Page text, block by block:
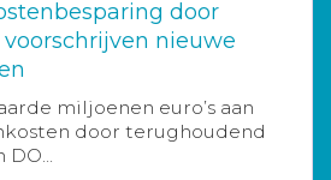
door
nieuwe
miljoenen euro’s aan
door terughoudend